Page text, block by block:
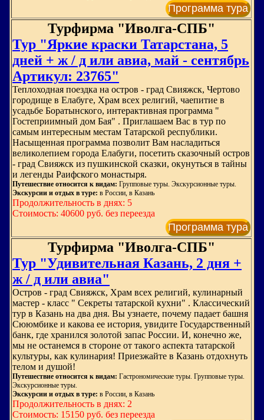
Программа тура
Турфирма "Иволга-СПБ"
Тур "Яркие краски Татарстана, 5
дней + ж / д или авиа, май - сентябрь
Артикул: 23765"
Теплоходная поездка на остров - град Свияжск, Чертово
городище в Елабуге, Храм всех религий, чаепитие в
усадьбе Боратынского, интерактивная программа "
Гостеприимный дом Бая" . Приглашаем Вас в тур по
самым интересным местам Татарской республики.
Насыщенная программа позволит Вам насладиться
великолепием города Елабуги, посетить сказочный остров
- град Свияжск из пушкинской сказки, окунуться в тайны
и легенды Раифского монастыря.
Путешествие относится к видам: Групповые туры. Экскурсионные туры.
Экскурсии и отдых в туре: в России, в Казань
Продолжительность в днях: 5
Стоимость: 40600 руб. без переезда
Программа тура
Турфирма "Иволга-СПБ"
Тур "Удивительная Казань, 2 дня +
ж / д или авиа"
Остров - град Свияжск, Храм всех религий, кулинарный
мастер - класс " Секреты татарской кухни" . Классический
тур в Казань на два дня. Вы узнаете, почему падает башня
Сююмбике и какова ее история, увидите Государственный
банк, где хранился золотой запас России. И, конечно же,
мы не останемся в стороне от такого аспекта татарской
культуры, как кулинария! Приезжайте в Казань отдохнуть
телом и душой!
Путешествие относится к видам: Гастрономические туры. Групповые туры.
Экскурсионные туры.
Экскурсии и отдых в туре: в России, в Казань
Продолжительность в днях: 2
Стоимость: 15150 руб. без переезда